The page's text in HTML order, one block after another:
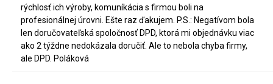
rýchlosť ich výroby, komuníkácia s firmou boli na
profesionálnej úrovni. Ešte raz ďakujem. P.S.: Negatívom bola
len doručovateľská spoločnosť DPD, ktorá mi objednávku viac
ako 2 týždne nedokázala doručiť. Ale to nebola chyba firmy,
ale DPD. Poláková